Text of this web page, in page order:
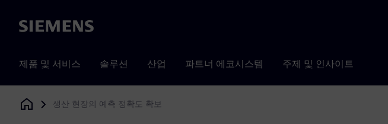
Siemens
제품 및 서비스 솔루션 산업 파트너 에코시스템 주제 및 인사이트
Siemens Digital Industries Software
생산 현장의 예측 정확도 확보